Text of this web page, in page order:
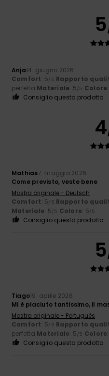
5
Anja14. giugno 2026
Comfort: 5/5 Rapporto
perfetta Materiale: 5/5 Colore
Consiglio questo prodotto
4
Mathias7. maggio 2026
Come previsto, veste bene
Mostra originale - Deutsch
Comfort: 5/5 Rapporto
Materiale: 5/5 Colore: 5/5
Consiglio questo prodotto
5
Tiago19. aprile 2026
Mi è piaciuto tantissimo, il
Mostra originale - Português
Comfort: 5/5 Rapporto
perfetta Materiale: 5/5 Colore
Consiglio questo prodotto